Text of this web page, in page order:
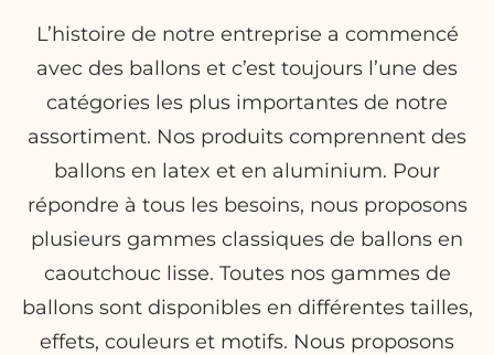
L’histoire de notre entreprise a commencé
avec des ballons et c’est toujours l’une des
catégories les plus importantes de notre
assortiment. Nos produits comprennent des
ballons en latex et en aluminium. Pour
répondre à tous les besoins, nous proposons
plusieurs gammes classiques de ballons en
caoutchouc lisse. Toutes nos gammes de
ballons sont disponibles en différentes tailles,
effets, couleurs et motifs. Nous proposons